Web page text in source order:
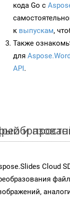
кода Go с
к выпускам,
Также
для
API.
и
Cloud